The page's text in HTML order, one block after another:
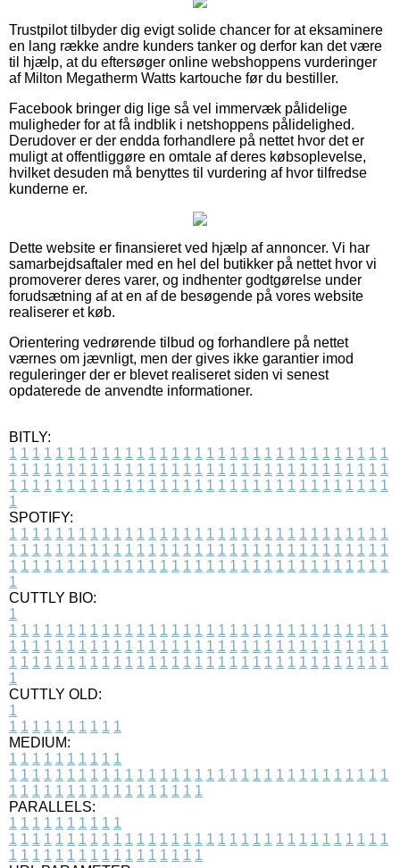
Trustpilot tilbyder dig evigt solide chancer for at eksaminere
en lang række andre kunders tanker og derfor kan det være
til hjælp, at du eftersøger online webshoppens vurderinger
af Milton Megatherm Watts kartouche før du bestiller.
Facebook bringer dig lige så vel immervæk pålidelige
muligheder for at få indblik i netshoppens pålidelighed.
Derudover er der endda forhandlere på nettet hvor det er
muligt at offentliggøre en omtale af deres købsoplevelse,
hvilket desuden må benyttes til vurdering af hvor tilfredse
kunderne er.
Dette website er finansieret ved hjælp af annoncer. Vi har
samarbejdsaftaler med en hel del butikker på nettet hvor vi
promoverer deres varer, og indhenter godtgørelse under
forudsætning af at en af de besøgende på vores website
realiserer et køb.
Orientering vedrørende tilbud og forhandlere på nettet
værnes om jævnligt, men der gives ikke garantier imod
reguleringer der er blevet realiseret siden vi senest
opdaterede de anvendte informationer.
BITLY:
1 1 1 1 1 1 1 1 1 1 1 1 1 1 1 1 1 1 1 1 1 1 1 1 1 1 1 1 1 1 1 1 1
1 1 1 1 1 1 1 1 1 1 1 1 1 1 1 1 1 1 1 1 1 1 1 1 1 1 1 1 1 1 1 1 1
1 1 1 1 1 1 1 1 1 1 1 1 1 1 1 1 1 1 1 1 1 1 1 1 1 1 1 1 1 1 1 1 1
1
SPOTIFY:
1 1 1 1 1 1 1 1 1 1 1 1 1 1 1 1 1 1 1 1 1 1 1 1 1 1 1 1 1 1 1 1 1
1 1 1 1 1 1 1 1 1 1 1 1 1 1 1 1 1 1 1 1 1 1 1 1 1 1 1 1 1 1 1 1 1
1 1 1 1 1 1 1 1 1 1 1 1 1 1 1 1 1 1 1 1 1 1 1 1 1 1 1 1 1 1 1 1 1
1
CUTTLY BIO:
1
1 1 1 1 1 1 1 1 1 1 1 1 1 1 1 1 1 1 1 1 1 1 1 1 1 1 1 1 1 1 1 1 1
1 1 1 1 1 1 1 1 1 1 1 1 1 1 1 1 1 1 1 1 1 1 1 1 1 1 1 1 1 1 1 1 1
1 1 1 1 1 1 1 1 1 1 1 1 1 1 1 1 1 1 1 1 1 1 1 1 1 1 1 1 1 1 1 1 1
1
CUTTLY OLD:
1
1 1 1 1 1 1 1 1 1 1
MEDIUM:
1 1 1 1 1 1 1 1 1 1
1 1 1 1 1 1 1 1 1 1 1 1 1 1 1 1 1 1 1 1 1 1 1 1 1 1 1 1 1 1 1 1 1
1 1 1 1 1 1 1 1 1 1 1 1 1 1 1 1 1
PARALLELS:
1 1 1 1 1 1 1 1 1 1
1 1 1 1 1 1 1 1 1 1 1 1 1 1 1 1 1 1 1 1 1 1 1 1 1 1 1 1 1 1 1 1 1
1 1 1 1 1 1 1 1 1 1 1 1 1 1 1 1 1